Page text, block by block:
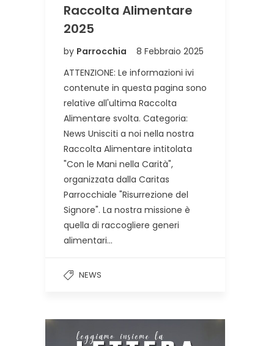
Raccolta Alimentare
2025
by Parrocchia
8 Febbraio 2025
ATTENZIONE: Le informazioni ivi
contenute in questa pagina sono
relative all'ultima Raccolta
Alimentare svolta. Categoria:
News Unisciti a noi nella nostra
Raccolta Alimentare intitolata
"Con le Mani nella Carità",
organizzata dalla Caritas
Parrocchiale "Risurrezione del
Signore". La nostra missione è
quella di raccogliere generi
alimentari...
NEWS